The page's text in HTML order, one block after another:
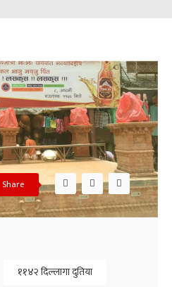
Share
११४२ दिल्लागा दुतिया